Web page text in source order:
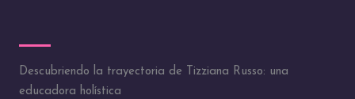
Descubriendo la trayectoria de Tizziana Russo: una
educadora holística